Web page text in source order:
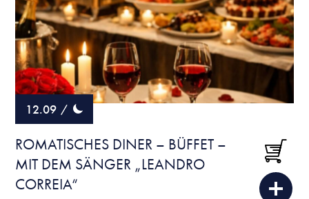
12.09 /
ROMATISCHES DINER – BÜFFET –
MIT DEM SÄNGER „LEANDRO
CORREIA“